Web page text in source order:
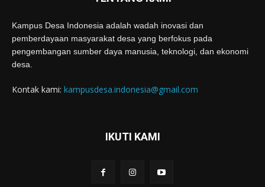
Kampus Desa Indonesia adalah wadah inovasi dan
pemberdayaan masyarakat desa yang berfokus pada
pengembangan sumber daya manusia, teknologi, dan ekonomi
desa.
Kontak kami: kampusdesa.indonesia@gmail.com
IKUTI KAMI